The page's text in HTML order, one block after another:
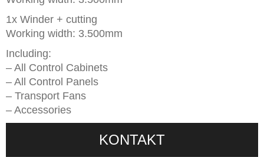
1x Winder + cutting
Working width: 3.500mm
Including:
– All Control Cabinets
– All Control Panels
– Transport Fans
– Accessories
KONTAKT